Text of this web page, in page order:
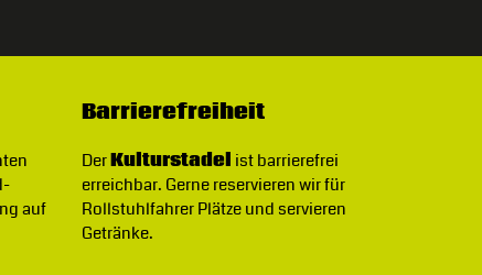
auf
Barrierefreiheit
DerKulturstadel ist barrierefrei
erreichbar. Gerne reservieren wir für
Rollstuhlfahrer Plätze und servieren
Getränke.